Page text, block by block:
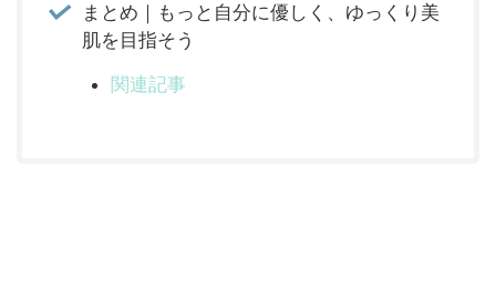
まとめ｜もっと自分に優しく、ゆっくり美
肌を目指そう
関連記事